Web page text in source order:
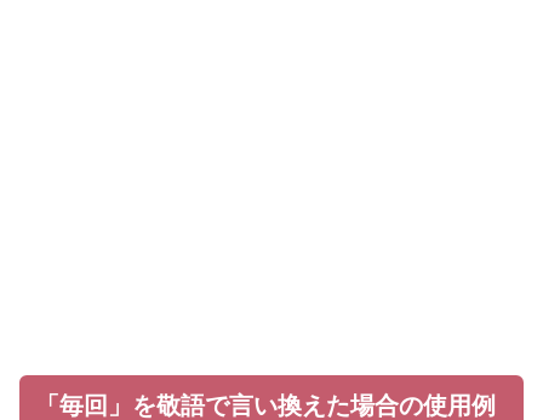
「毎回」を敬語で言い換えた場合の使用例